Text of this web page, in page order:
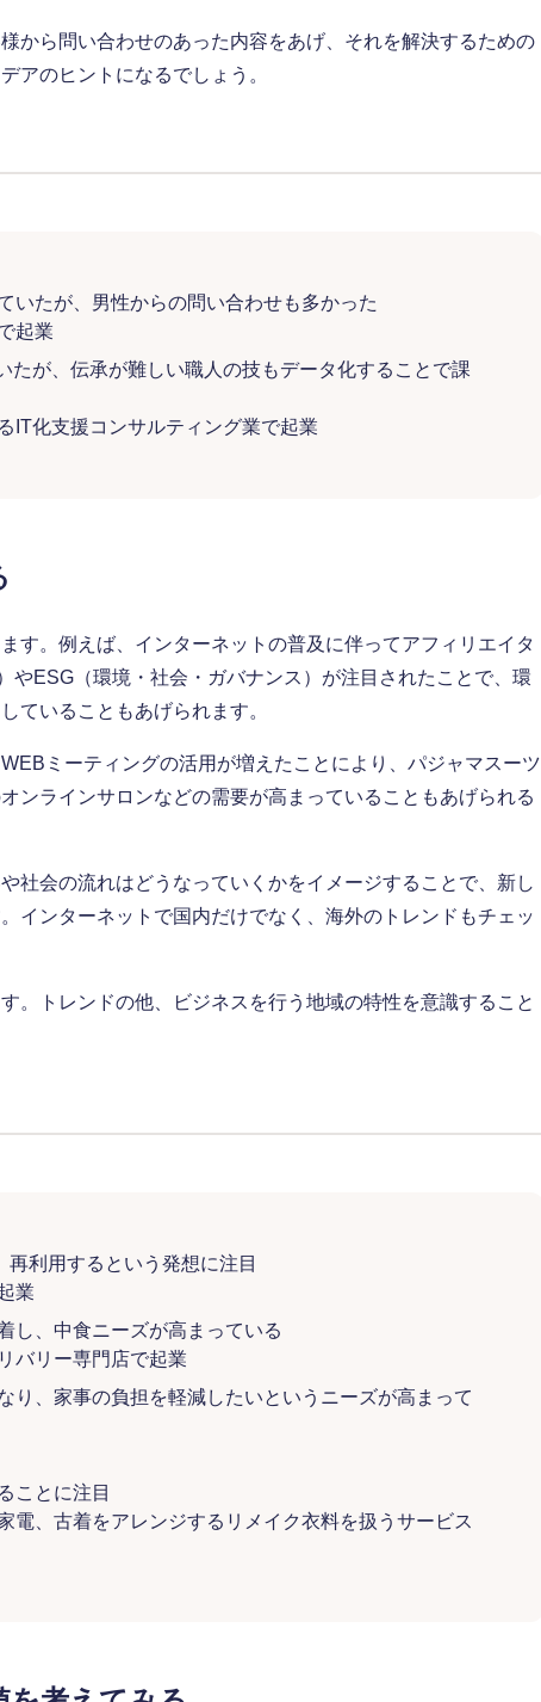
から問い合わせのあった内容をあげ、それを解決するための
アのヒントになるでしょう。
いたが、男性からの問い合わせも多かった
起業
たが、伝承が難しい職人の技もデータ化することで課
IT化支援コンサルティング業で起業
す。例えば、インターネットの普及に伴ってアフィリエイタ
やESG（環境・社会・ガバナンス）が注目されたことで、環
ていることもあげられます。
ミーティングの活用が増えたことにより、パジャマスーツ
ンラインサロンなどの需要が高まっていることもあげられる
社会の流れはどうなっていくかをイメージすることで、新し
インターネットで国内だけでなく、海外のトレンドもチェッ
。トレンドの他、ビジネスを行う地域の特性を意識すること
利用するという発想に注目
業
し、中食ニーズが高まっている
バリー専門店で起業
り、家事の負担を軽減したいというニーズが高まって
ことに注目
電、古着をアレンジするリメイク衣料を扱うサービス